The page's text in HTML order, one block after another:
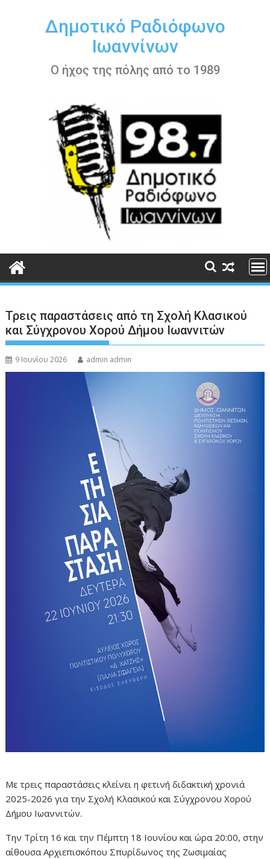
περιεχόμενοΔημοτικό Ραδιόφωνο
Ιωαννίνων
Ο ήχος της πόλης από το 1989
Τρεις παραστάσεις από τη Σχολή Κλασικού
και Σύγχρονου Χορού Δήμου Ιωαννιτών
9 Ιουνίου 2026 admin admin
Με τρεις παραστάσεις κλείνει η φετινή διδακτική χρονιά
2025-2026 για την Σχολή Κλασικού και Σύγχρονου Χορού
Δήμου Ιωαννιτών.
Την Τρίτη 16 και την Πέμπτη 18 Ιουνίου και ώρα 20:00, στην
αίθουσα Αρχιεπισκόπου Σπυρίδωνος της Ζωσιμαίας